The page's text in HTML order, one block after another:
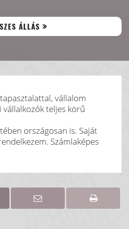
ÁLLÁS
vállalom
vállalkozók teljes körű
országosan is. Saját
Számlaképes